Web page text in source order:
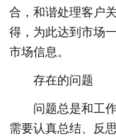
合，和谐处理客户
得，为此达到市场
市场信息。
存在的问题
问题总是和工
需要认真总结、反